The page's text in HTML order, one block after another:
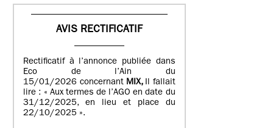
AVIS RECTIFICATIF
Rectificatif à l’annonce publiée dans
Eco de l’Ain du
15/01/2026 concernant MIX, Il fallait
lire : « Aux termes de l’AGO en date du
31/12/2025, en lieu et place du
22/10/2025 ».